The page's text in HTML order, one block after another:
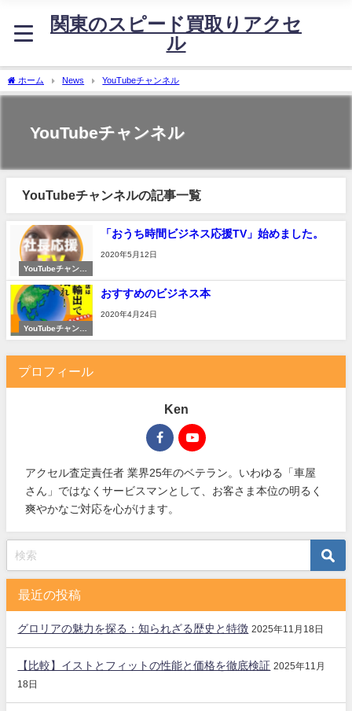
関東のスピード買取りアクセ
ル
ホーム News YouTubeチャンネル
YouTubeチャンネル
YouTubeチャンネルの記事一覧
YouTubeチャンネ
ル
「おうち時間ビジネス応援TV」始めました。
2020年5月12日
YouTubeチャンネ
ル
おすすめのビジネス本
2020年4月24日
プロフィール
Ken
アクセル査定責任者 業界25年のベテラン。いわゆる「車屋
さん」ではなくサービスマンとして、お客さま本位の明るく
爽やかなご対応を心がけます。
最近の投稿
グロリアの魅力を探る：知られざる歴史と特徴 2025年11月18日
【比較】イストとフィットの性能と価格を徹底検証 2025年11月
18日